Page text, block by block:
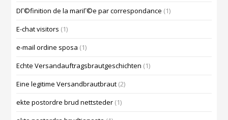
DГ©finition de la mariГ©e par correspondance (1)
E-chat visitors (1)
e-mail ordine sposa (1)
Echte Versandauftragsbrautgeschichten (1)
Eine legitime Versandbrautbraut (2)
ekte postordre brud nettsteder (1)